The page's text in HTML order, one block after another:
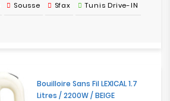
Sousse Sfax Tunis Drive-IN
Bouilloire Sans Fil LEXICAL 1.7
Litres / 2200W / BEIGE